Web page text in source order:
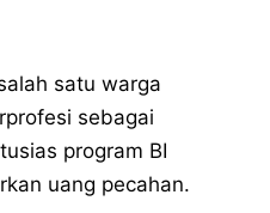
satu warga
sebagai
program BI
uang pecahan.